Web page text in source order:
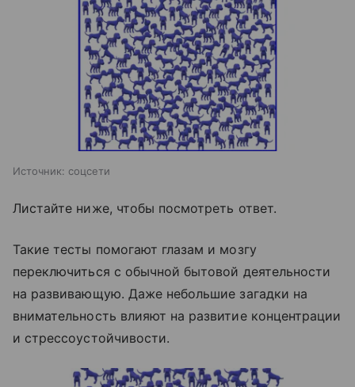
Источник: соцсети
Листайте ниже, чтобы посмотреть ответ.
Такие тесты помогают глазам и мозгу
переключиться с обычной бытовой деятельности
на развивающую. Даже небольшие загадки на
внимательность влияют на развитие концентрации
и стрессоустойчивости.